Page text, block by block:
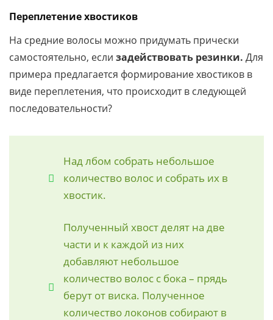
Переплетение хвостиков
На средние волосы можно придумать прически
самостоятельно, если задействовать резинки. Для
примера предлагается формирование хвостиков в
виде переплетения, что происходит в следующей
последовательности?
Над лбом собрать небольшое
количество волос и собрать их в
хвостик.
Полученный хвост делят на две
части и к каждой из них
добавляют небольшое
количество волос с бока – прядь
берут от виска. Полученное
количество локонов собирают в